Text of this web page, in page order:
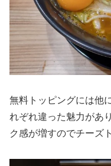
無料トッピングには他
れぞれ違った魅力があ
ク感が増すのでチーズ